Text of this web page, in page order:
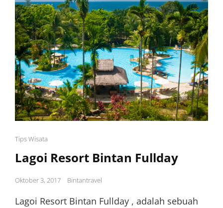
Cat
Tips Wisata
Lagoi Resort Bintan Fullday
Posted
Oktober 3, 2017 Bintantravel
Lagoi Resort Bintan Fullday , adalah sebuah